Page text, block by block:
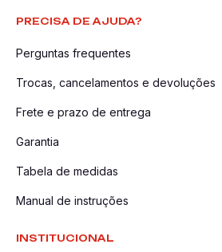
PRECISA DE AJUDA?
Perguntas frequentes
Trocas, cancelamentos e devoluções
Frete e prazo de entrega
Garantia
Tabela de medidas
Manual de instruções
INSTITUCIONAL